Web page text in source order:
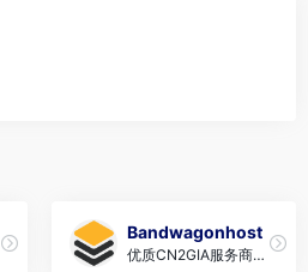
Bandwagonhost
优质CN2GIA服务商，